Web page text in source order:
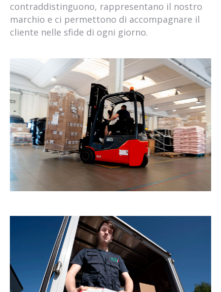
contraddistinguono, rappresentano il nostro
marchio e ci permettono di accompagnare il
cliente nelle sfide di ogni giorno.